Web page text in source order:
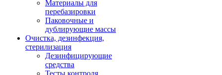
Материалы для
перебазировки
Паковочные и
дублирующие массы
Очистка, дезинфекция,
стерилизация
Дезинфицирующие
средства
Тесты контроля